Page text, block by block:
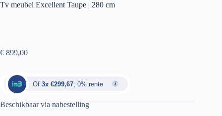
Tv meubel Excellent Taupe | 280 cm
€ 899,00
Of 3x €299,67 , 0% rente
Beschikbaar via nabestelling